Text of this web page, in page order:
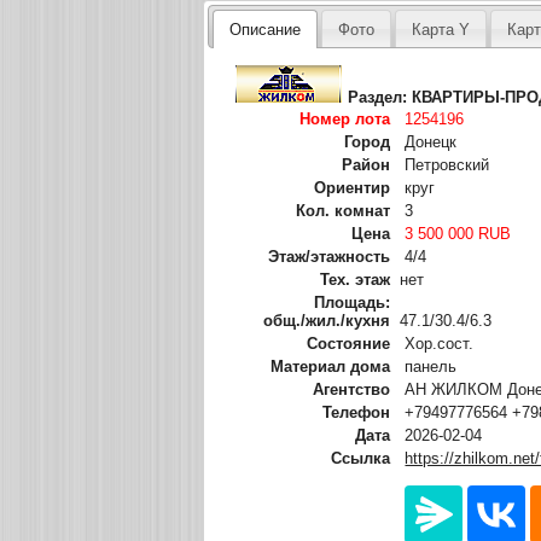
Описание Фото Карта Y
Раздел:КВАРТИРЫ-
Номер лота
1254196
Город
Донецк
Район
Петровский
Ориентир
круг
Кол. комнат
3
Цена
3 500 000 RUB
Этаж/этажность
4/4
Тех. этаж нет
Площадь:
общ./жил./кухня
47.1/30.4/6.3
Состояние
Хор.сост.
Материал дома
панель
Агентство
АН ЖИЛКОМ
Телефон
+79497776564
Дата
2026-02-04
Ссылка
https://